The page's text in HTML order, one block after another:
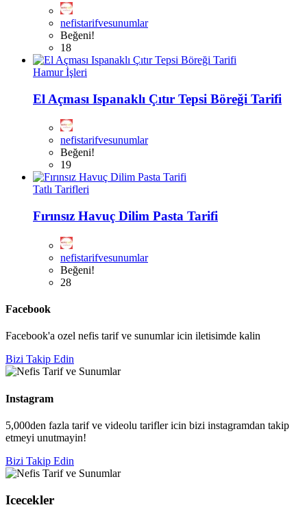
nefistarifvesunumlar
Beğeni!
18
Hamur İşleri
El Açması Ispanaklı Çıtır Tepsi Böreği Tarifi
nefistarifvesunumlar
Beğeni!
19
Tatlı Tarifleri
Fırınsız Havuç Dilim Pasta Tarifi
nefistarifvesunumlar
Beğeni!
28
Facebook
Facebook'a ozel nefis tarif ve sunumlar icin iletisimde kalin
Bizi Takip Edin
Instagram
5,000den fazla tarif ve videolu tarifler icin bizi instagramdan takip
etmeyi unutmayin!
Bizi Takip Edin
Icecekler